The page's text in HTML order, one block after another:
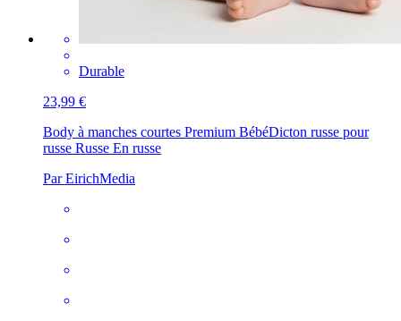
Durable
23,99 €
Body à manches courtes Premium BébéDicton russe pour
russe Russe En russe
Par EirichMedia